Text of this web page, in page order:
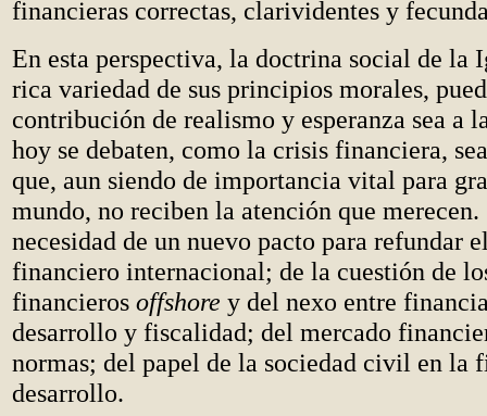
financieras correctas, clarividentes y
En esta perspectiva, la doctrina social de la
rica variedad de sus principios morales,
contribución de realismo y esperanza sea a
hoy se debaten, como la crisis financiera,
que, aun siendo de importancia vital para
mundo, no reciben la atención que merecen.
necesidad de un nuevo pacto para refundar
financiero internacional; de la cuestión de
financieros offshore y del nexo entre
desarrollo y fiscalidad; del mercado
normas; del papel de la sociedad civil en la
desarrollo.